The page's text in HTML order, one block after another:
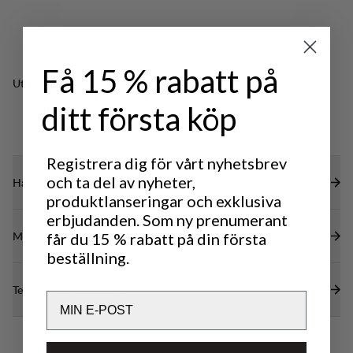
Smart mönsterkonstruktion som ger hög
DWR-behandling (100% PFAS-fri) för att avvisa
vatten och smuts.
Utmärkt för
TREKKING
Hållbarhetsegenskaper
Material
Tekniska specifikationer
Få 15 % rabatt på
ditt första köp
Registrera dig för vårt nyhetsbrev
och ta del av nyheter,
produktlanseringar och exklusiva
erbjudanden. Som ny prenumerant
får du 15 % rabatt på din första
beställning.